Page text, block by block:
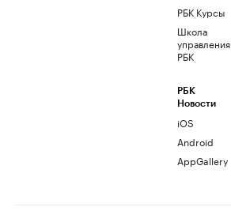
РБК Курсы
Школа
управления
РБК
РБК
Новости
iOS
Android
AppGallery